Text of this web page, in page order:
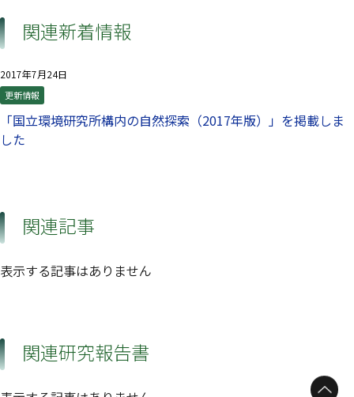
関連新着情報
2017年7月24日
更新情報
「国立環境研究所構内の自然探索（2017年版）」を掲載しま
した
関連記事
表示する記事はありません
関連研究報告書